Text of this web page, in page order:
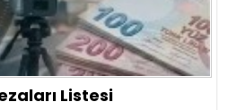
Listesi